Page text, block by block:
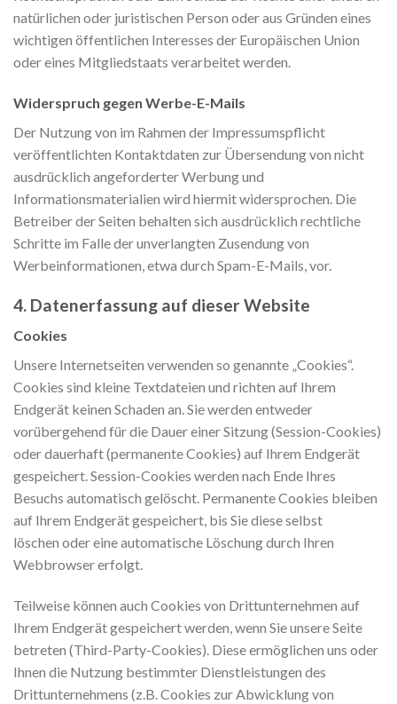
natürlichen oder juristischen Person oder aus Gründen eines
wichtigen öffentlichen Interesses der Europäischen Union
oder eines Mitgliedstaats verarbeitet werden.
Widerspruch gegen Werbe-E-Mails
Der Nutzung von im Rahmen der Impressumspflicht
veröffentlichten Kontaktdaten zur Übersendung von nicht
ausdrücklich angeforderter Werbung und
Informationsmaterialien wird hiermit widersprochen. Die
Betreiber der Seiten behalten sich ausdrücklich rechtliche
Schritte im Falle der unverlangten Zusendung von
Werbeinformationen, etwa durch Spam-E-Mails, vor.
4. Datenerfassung auf dieser Website
Cookies
Unsere Internetseiten verwenden so genannte „Cookies“.
Cookies sind kleine Textdateien und richten auf Ihrem
Endgerät keinen Schaden an. Sie werden entweder
vorübergehend für die Dauer einer Sitzung (Session-Cookies)
oder dauerhaft (permanente Cookies) auf Ihrem Endgerät
gespeichert. Session-Cookies werden nach Ende Ihres
Besuchs automatisch gelöscht. Permanente Cookies bleiben
auf Ihrem Endgerät gespeichert, bis Sie diese selbst
löschen oder eine automatische Löschung durch Ihren
Webbrowser erfolgt.
Teilweise können auch Cookies von Drittunternehmen auf
Ihrem Endgerät gespeichert werden, wenn Sie unsere Seite
betreten (Third-Party-Cookies). Diese ermöglichen uns oder
Ihnen die Nutzung bestimmter Dienstleistungen des
Drittunternehmens (z.B. Cookies zur Abwicklung von